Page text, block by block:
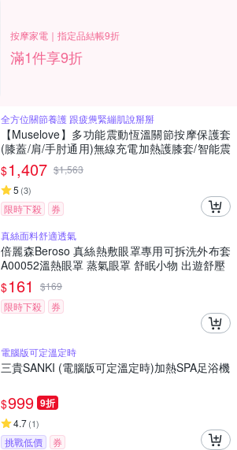
按摩家電｜指定品結帳9折
滿1件享9折
全方位關節養護 跟疲憊緊繃肌說掰掰
【Muselove】多功能震動恆溫關節按摩保護套
(膝蓋/肩/手肘通用)無線充電加熱護膝套/智能震
動護膝熱敷套(2入組)
$1,407 $1,563
5 (3)
限時下殺
券
真絲面料舒適透氣
倍麗森Beroso 真絲熱敷眼罩專用可拆洗外布套
A00052溫熱眼罩 蒸氣眼罩 舒眠小物 出遊舒壓
$161 $169
限時下殺
券
電腦版可定溫定時
三貴SANKI (電腦版可定溫定時)加熱SPA足浴機
$999 9折
4.7(1)
挑戰低價 券